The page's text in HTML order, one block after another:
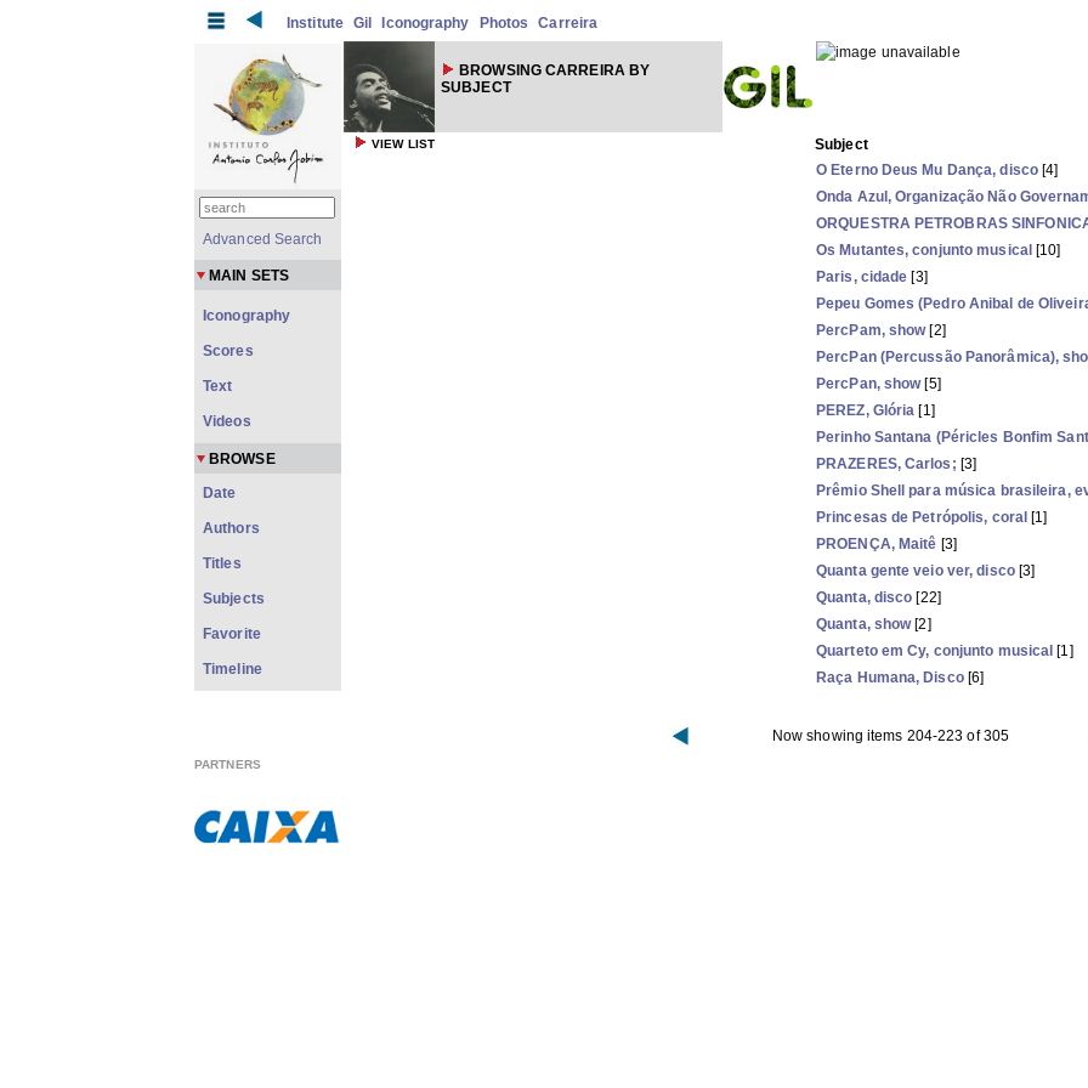
Institute Gil Iconography Photos Carreira
BROWSING CARREIRA BY
SUBJECT
VIEW LIST
Subject
O Eterno Deus Mu Dança, disco[4]
Onda Azul, Organização Não
ORQUESTRA PETROBRAS
Os Mutantes, conjunto musical [10]
Paris, cidade [3]
Pepeu Gomes (Pedro Anibal de
PercPam, show[2]
PercPan (Percussão Panorâmica),
PercPan, show[5]
PEREZ, Glória [1]
Perinho Santana (Péricles Bonfim
PRAZERES, Carlos; [3]
Prêmio Shell para música brasileira,
Princesas de Petrópolis, coral [1]
PROENÇA, Maitê [3]
Quanta gente veio ver, disco[3]
Quanta, disco [22]
Quanta, show[2]
Quarteto em Cy, conjunto musical [1]
Raça Humana, Disco[6]
Now showing items 204-223 of 305
Advanced Search
MAIN SETS
Iconography
Scores
Text
Videos
BROWSE
Date
Authors
Titles
Subjects
Favorite
Timeline
PARTNERS